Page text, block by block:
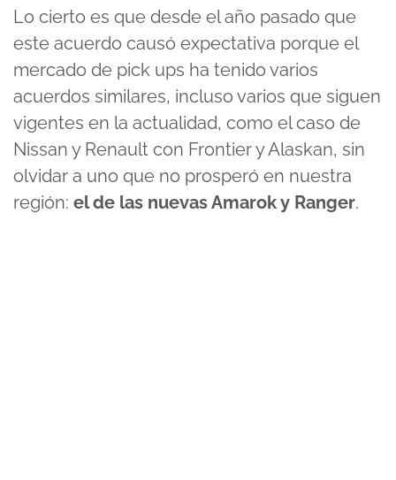
Lo cierto es que desde el año pasado que
este acuerdo causó expectativa porque el
mercado de pick ups ha tenido varios
acuerdos similares, incluso varios que siguen
vigentes en la actualidad, como el caso de
Nissan y Renault con Frontier y Alaskan, sin
olvidar a uno que no prosperó en nuestra
región: el de las nuevas Amarok y Ranger.